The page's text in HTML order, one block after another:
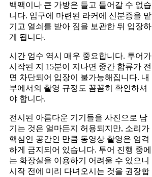
백팩이나 큰 가방은 들고 들어갈 수 없습
니다. 입구에 마련된 라커에 신분증을 맡
기고 열쇠를 받아 짐을 보관한 뒤 입장하
게 됩니다.
시간 엄수 역시 매우 중요합니다. 투어가
시작된 지 15분이 지나면 중간 합류가 전
면 차단되어 입장이 불가능해집니다. 내
부에서의 촬영 규정도 꼼꼼히 확인하셔
야 합니다.
전시된 아름다운 기기들을 사진으로 남
기는 것은 얼마든지 허용되지만, 소리가
핵심인 공간인 만큼 동영상 촬영은 엄격
하게 금지되어 있습니다. 투어 진행 중에
는 화장실을 이용하기 어려울 수 있으니
시작 전에 미리 다녀오시는 것을 권장합